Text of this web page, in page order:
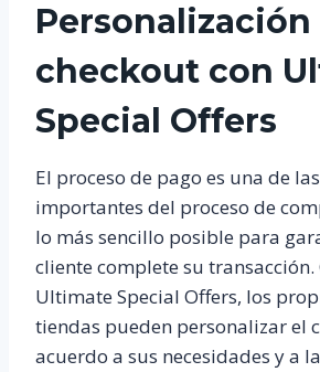
Personalización
checkout con
Special Offers
El proceso de pago es una de
importantes del proceso de
lo más sencillo posible para
cliente complete su
Ultimate Special Offers, los
tiendas pueden personalizar el
acuerdo a sus necesidades y a